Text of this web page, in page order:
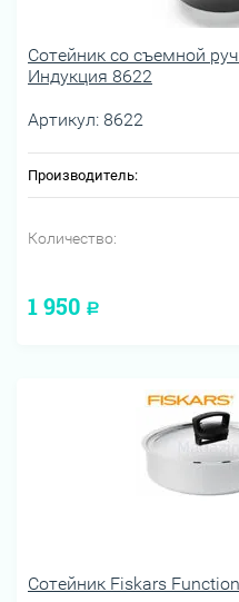
Сотейник со съемной
Индукция 8622
Артикул: 8622
Производитель:
Количество:
1 950 Р
Сотейник Fiskars